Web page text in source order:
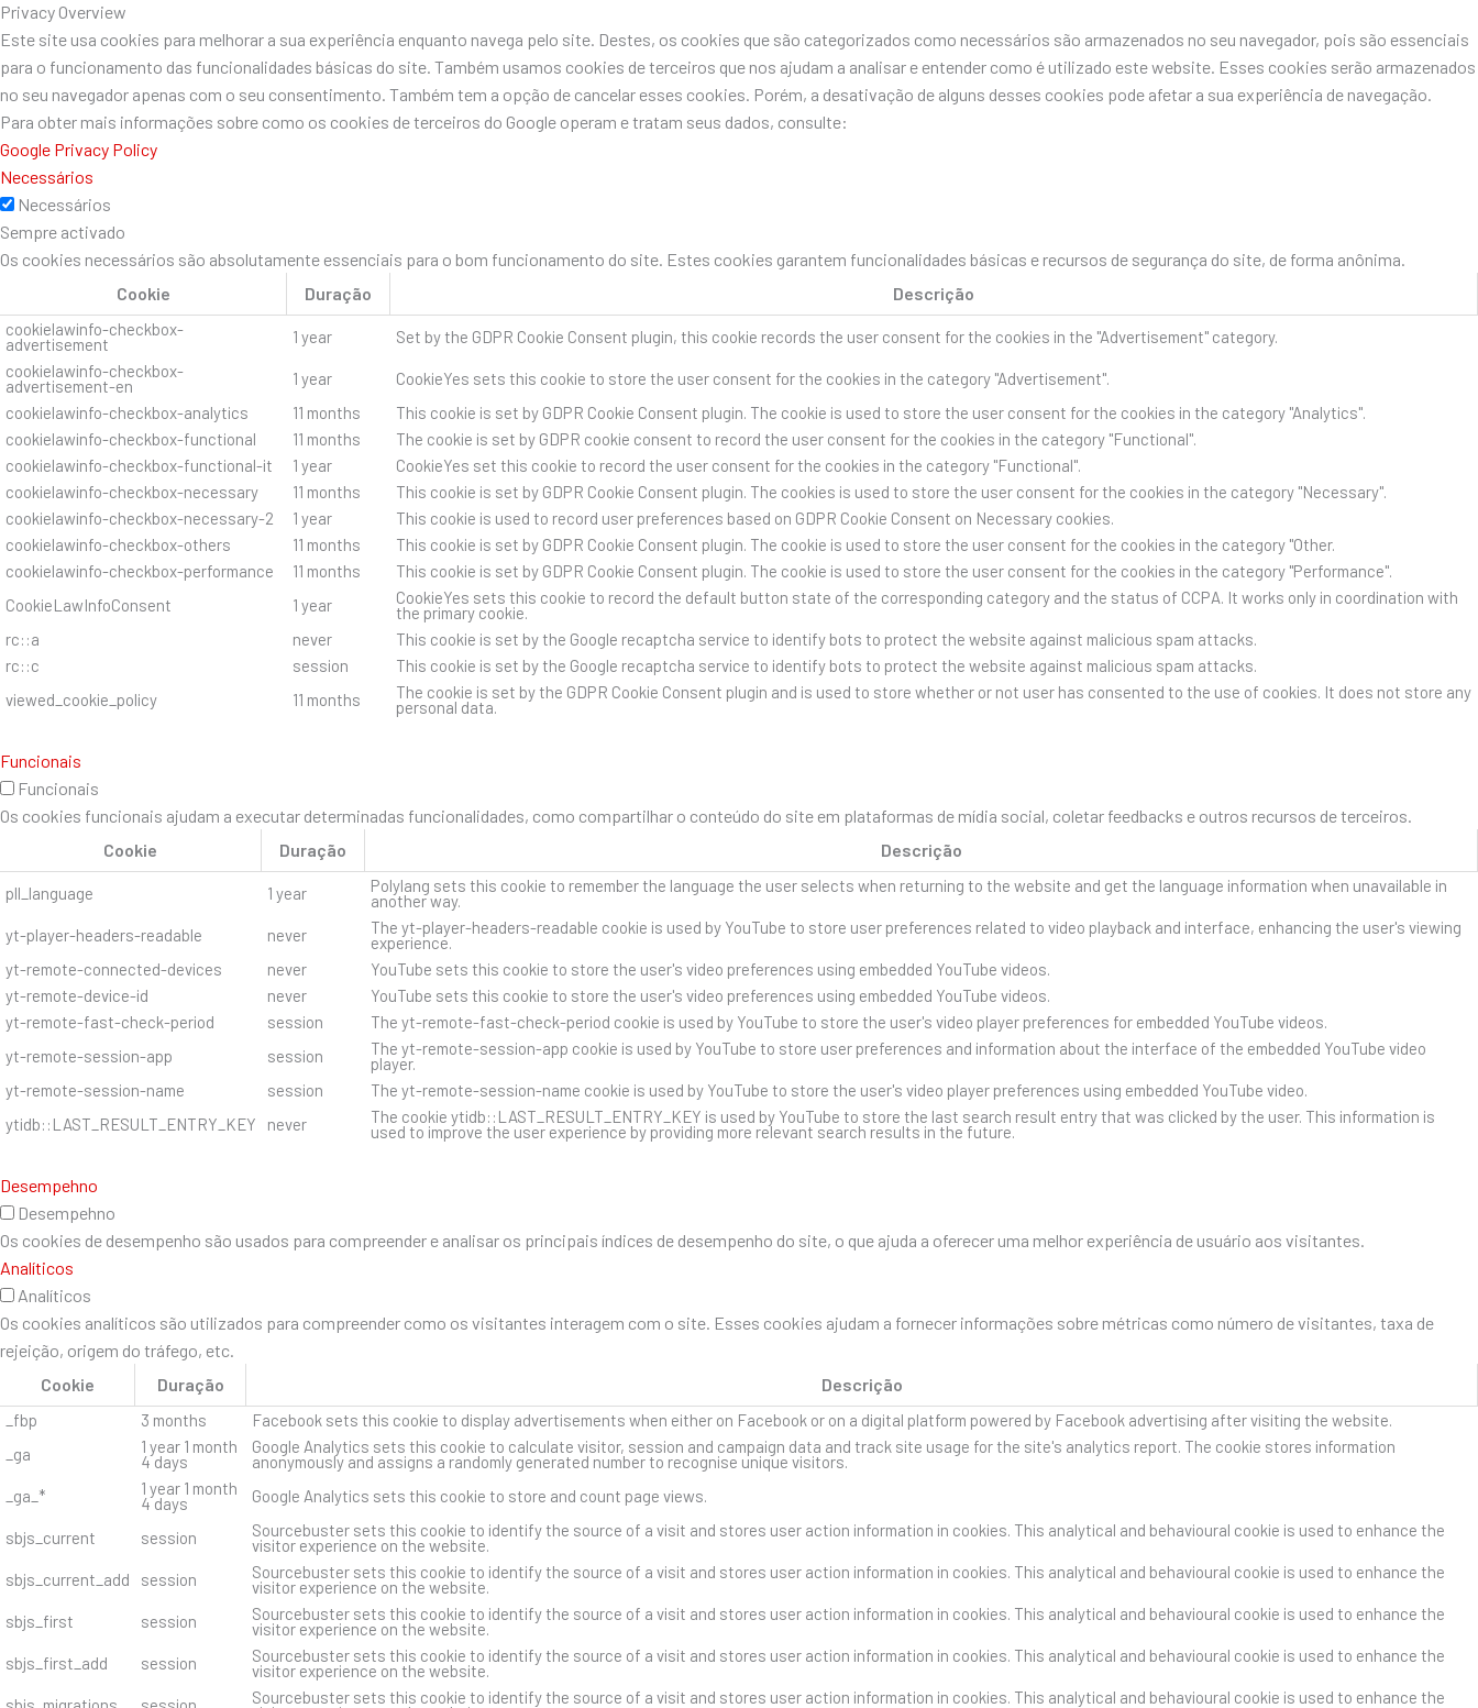
Privacy Overview
Este site usa cookies para melhorar a sua experiência enquanto navega pelo site. Destes, os cookies que são categorizados como necessários são armazenados no seu navegador, pois são essenciais
para o funcionamento das funcionalidades básicas do site. Também usamos cookies de terceiros que nos ajudam a analisar e entender como é utilizado este website. Esses cookies serão armazenados
no seu navegador apenas com o seu consentimento. Também tem a opção de cancelar esses cookies. Porém, a desativação de alguns desses cookies pode afetar a sua experiência de navegação.
Para obter mais informações sobre como os cookies de terceiros do Google operam e tratam seus dados, consulte:
Google Privacy Policy
Necessários
Necessários
Sempre activado
Os cookies necessários são absolutamente essenciais para o bom funcionamento do site. Estes cookies garantem funcionalidades básicas e recursos de segurança do site, de forma anônima.
Cookie
Duração Descrição
cookielawinfo-checkbox-
advertisement 1 year
Set by the GDPR Cookie Consent plugin, this cookie records the user consent for the cookies in the "Advertisement" category.
cookielawinfo-checkbox-
advertisement-en 1 year
CookieYes sets this cookie to store the user consent for the cookies in the category "Advertisement".
cookielawinfo-checkbox-analytics
11 months
This cookie is set by GDPR Cookie Consent plugin. The cookie is used to store the user consent for the cookies in the category "Analytics".
cookielawinfo-checkbox-functional
11 months
The cookie is set by GDPR cookie consent to record the user consent for the cookies in the category "Functional".
cookielawinfo-checkbox-functional-it
1 year
CookieYes set this cookie to record the user consent for the cookies in the category "Functional".
cookielawinfo-checkbox-necessary
11 months
This cookie is set by GDPR Cookie Consent plugin. The cookies is used to store the user consent for the cookies in the category "Necessary".
cookielawinfo-checkbox-necessary-2
1 year
This cookie is used to record user preferences based on GDPR Cookie Consent on Necessary cookies.
cookielawinfo-checkbox-others
11 months
This cookie is set by GDPR Cookie Consent plugin. The cookie is used to store the user consent for the cookies in the category "Other.
cookielawinfo-checkbox-performance
11 months
This cookie is set by GDPR Cookie Consent plugin. The cookie is used to store the user consent for the cookies in the category "Performance".
CookieLawInfoConsent
1 year CookieYes sets this cookie to record the default button state of the corresponding category and the status of CCPA. It works only in coordination with
the primary cookie.
rc::a
never
This cookie is set by the Google recaptcha service to identify bots to protect the website against malicious spam attacks.
rc::c
session
This cookie is set by the Google recaptcha service to identify bots to protect the website against malicious spam attacks.
viewed_cookie_policy
11 months The cookie is set by the GDPR Cookie Consent plugin and is used to store whether or not user has consented to the use of cookies. It does not store any
personal data.
Funcionais
Funcionais
Os cookies funcionais ajudam a executar determinadas funcionalidades, como compartilhar o conteúdo do site em plataformas de mídia social, coletar feedbacks e outros recursos de terceiros.
Cookie
Duração Descrição
pll_language 1 year Polylang sets this cookie to remember the language the user selects when returning to the website and get the language information when unavailable in
another way.
yt-player-headers-readable
never The yt-player-headers-readable cookie is used by YouTube to store user preferences related to video playback and interface, enhancing the user's viewing
experience.
yt-remote-connected-devices
never
YouTube sets this cookie to store the user's video preferences using embedded YouTube videos.
yt-remote-device-id
never
YouTube sets this cookie to store the user's video preferences using embedded YouTube videos.
yt-remote-fast-check-period
session
The yt-remote-fast-check-period cookie is used by YouTube to store the user's video player preferences for embedded YouTube videos.
yt-remote-session-app
session The yt-remote-session-app cookie is used by YouTube to store user preferences and information about the interface of the embedded YouTube video
player.
yt-remote-session-name
session
The yt-remote-session-name cookie is used by YouTube to store the user's video player preferences using embedded YouTube video.
ytidb::LAST_RESULT_ENTRY_KEY
never The cookie ytidb::LAST_RESULT_ENTRY_KEY is used by YouTube to store the last search result entry that was clicked by the user. This information is
used to improve the user experience by providing more relevant search results in the future.
Desempehno
Desempehno
Os cookies de desempenho são usados ​​para compreender e analisar os principais índices de desempenho do site, o que ajuda a oferecer uma melhor experiência de usuário aos visitantes.
Analíticos
Analíticos
Os cookies analíticos são utilizados para compreender como os visitantes interagem com o site. Esses cookies ajudam a fornecer informações sobre métricas como número de visitantes, taxa de
rejeição, origem do tráfego, etc.
Cookie
Duração Descrição
_fbp 3 months
Facebook sets this cookie to display advertisements when either on Facebook or on a digital platform powered by Facebook advertising after visiting the website.
_ga
1 year 1 month
4 days
Google Analytics sets this cookie to calculate visitor, session and campaign data and track site usage for the site's analytics report. The cookie stores information
anonymously and assigns a randomly generated number to recognise unique visitors.
_ga_*
1 year 1 month
4 days Google Analytics sets this cookie to store and count page views.
sbjs_current session Sourcebuster sets this cookie to identify the source of a visit and stores user action information in cookies. This analytical and behavioural cookie is used to enhance the
visitor experience on the website.
sbjs_current_add
session Sourcebuster sets this cookie to identify the source of a visit and stores user action information in cookies. This analytical and behavioural cookie is used to enhance the
visitor experience on the website.
sbjs_first
session Sourcebuster sets this cookie to identify the source of a visit and stores user action information in cookies. This analytical and behavioural cookie is used to enhance the
visitor experience on the website.
sbjs_first_add
session Sourcebuster sets this cookie to identify the source of a visit and stores user action information in cookies. This analytical and behavioural cookie is used to enhance the
visitor experience on the website.
Sourcebuster sets this cookie to identify the source of a visit and stores user action information in cookies. This analytical and behavioural cookie is used to enhance the